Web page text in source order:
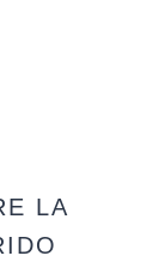
LA